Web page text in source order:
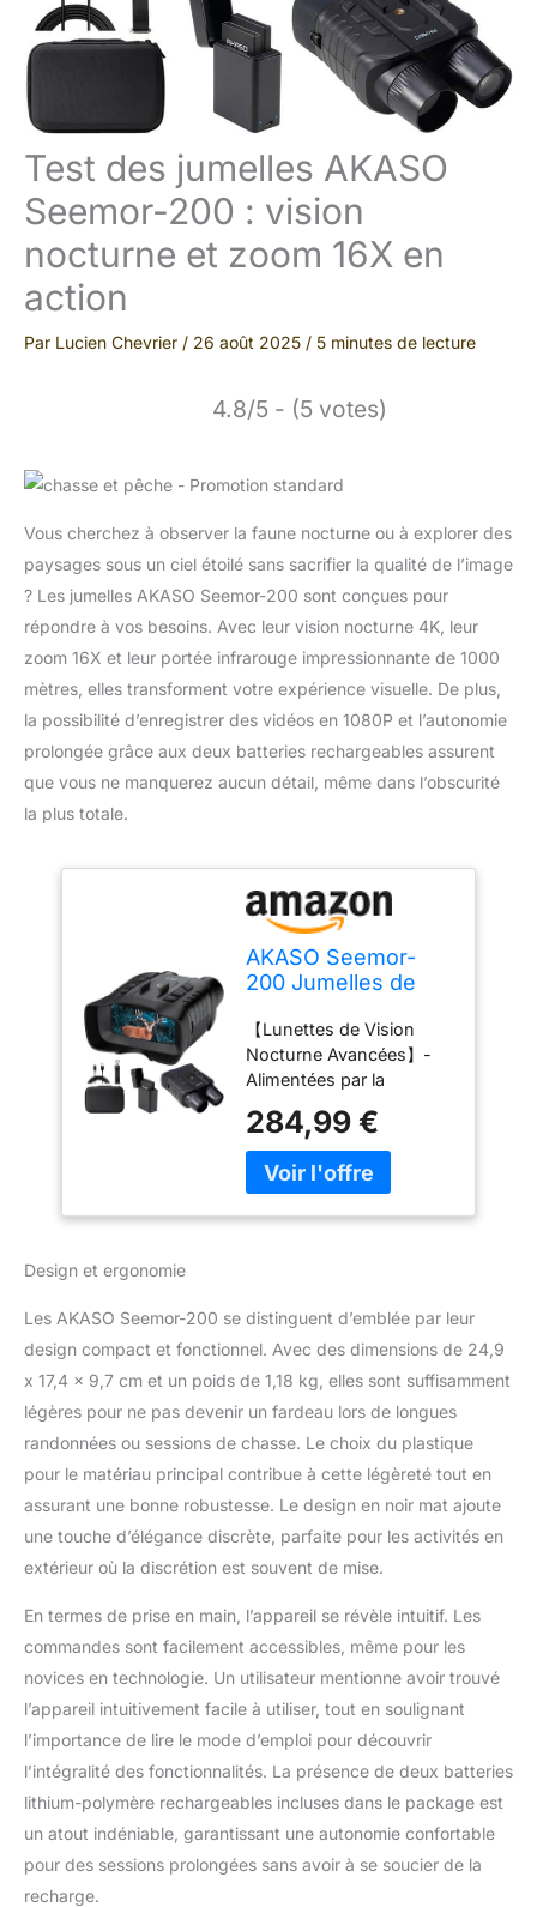
Test des jumelles AKASO
Seemor-200 : vision
nocturne et zoom 16X en
action
Par Lucien Chevrier / 26 août 2025 / 5 minutes de lecture
4.8/5 - (5 votes)
Vous cherchez à observer la faune nocturne ou à explorer des
paysages sous un ciel étoilé sans sacrifier la qualité de l’image
? Les jumelles AKASO Seemor-200 sont conçues pour
répondre à vos besoins. Avec leur vision nocturne 4K, leur
zoom 16X et leur portée infrarouge impressionnante de 1000
mètres, elles transforment votre expérience visuelle. De plus,
la possibilité d’enregistrer des vidéos en 1080P et l’autonomie
prolongée grâce aux deux batteries rechargeables assurent
que vous ne manquerez aucun détail, même dans l’obscurité
la plus totale.
AKASO Seemor-
200 Jumelles de
Infrarouge Vision
de 1000M
【Lunettes de Vision
Nocturne Avancées】-
Alimentées par la
révolutionnaire AI-ISP,
Seemor améliore
considérablement la
perte, même dans des
conditions de très faible
luminosité. Seemor
reproduit les couleurs
avec une précision de 99
%, ce qui en fait un outil
révolutionnaire dans des
conditions de faible
luminosité. 【Vision
Claire de 3280 Pieds et
Un superbe objectif
le plus éloigné. Faites
pivoter le barillet pour
capturer des images
d'une clarté cristalline
numérique 16x, de
quelques centimètres à
3280 pieds. Que vous
soyez en camping ou
284,99 €
Design et ergonomie
Les AKASO Seemor-200 se distinguent d’emblée par leur
design compact et fonctionnel. Avec des dimensions de 24,9
x 17,4 x 9,7 cm et un poids de 1,18 kg, elles sont suffisamment
légères pour ne pas devenir un fardeau lors de longues
randonnées ou sessions de chasse. Le choix du plastique
pour le matériau principal contribue à cette légèreté tout en
assurant une bonne robustesse. Le design en noir mat ajoute
une touche d’élégance discrète, parfaite pour les activités en
extérieur où la discrétion est souvent de mise.
En termes de prise en main, l’appareil se révèle intuitif. Les
commandes sont facilement accessibles, même pour les
novices en technologie. Un utilisateur mentionne avoir trouvé
l’appareil intuitivement facile à utiliser, tout en soulignant
l’importance de lire le mode d’emploi pour découvrir
l’intégralité des fonctionnalités. La présence de deux batteries
lithium-polymère rechargeables incluses dans le package est
un atout indéniable, garantissant une autonomie confortable
pour des sessions prolongées sans avoir à se soucier de la
recharge.